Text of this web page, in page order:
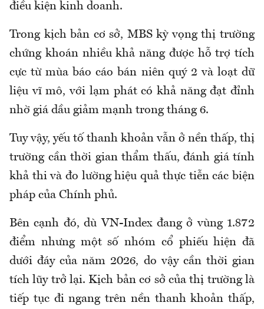
điều kiện kinh doanh.
Trong kịch bản cơ sở, MBS kỳ vọng thị trường
chứng khoán nhiều khả năng được hỗ trợ tích
cực từ mùa báo cáo bán niên quý 2 và loạt dữ
liệu vĩ mô, với lạm phát có khả năng đạt đỉnh
nhờ giá dầu giảm mạnh trong tháng 6.
Tuy vậy, yếu tố thanh khoản vẫn ở nền thấp, thị
trường cần thời gian thẩm thấu, đánh giá tính
khả thi và đo lường hiệu quả thực tiễn các biện
pháp của Chính phủ.
Bên cạnh đó, dù VN-Index đang ở vùng 1.872
điểm nhưng một số nhóm cổ phiếu hiện đã
dưới đáy của năm 2026, do vậy cần thời gian
tích lũy trở lại. Kịch bản cơ sở của thị trường là
tiếp tục đi ngang trên nền thanh khoản thấp,